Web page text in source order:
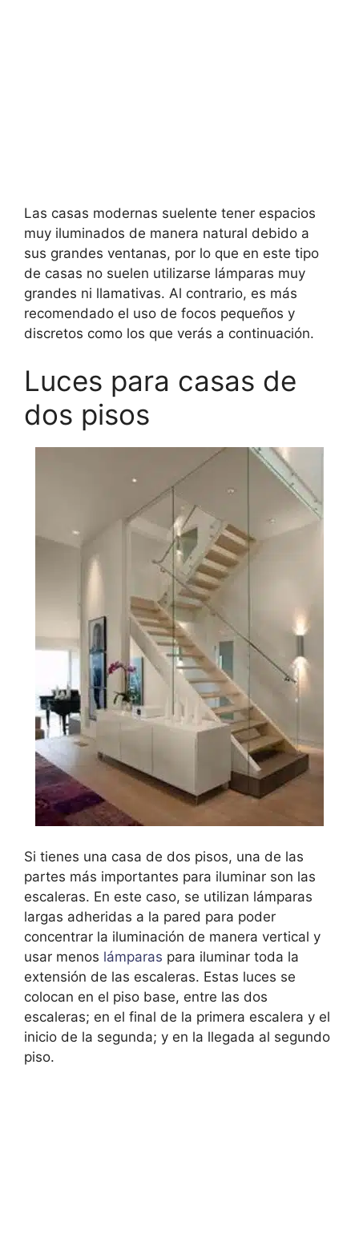
Las casas modernas suelente tener espacios
muy iluminados de manera natural debido a
sus grandes ventanas, por lo que en este tipo
de casas no suelen utilizarse lámparas muy
grandes ni llamativas. Al contrario, es más
recomendado el uso de focos pequeños y
discretos como los que verás a continuación.
Luces para casas de
dos pisos
Si tienes una casa de dos pisos, una de las
partes más importantes para iluminar son las
escaleras. En este caso, se utilizan lámparas
largas adheridas a la pared para poder
concentrar la iluminación de manera vertical y
usar menos lámparas para iluminar toda la
extensión de las escaleras. Estas luces se
colocan en el piso base, entre las dos
escaleras; en el final de la primera escalera y el
inicio de la segunda; y en la llegada al segundo
piso.